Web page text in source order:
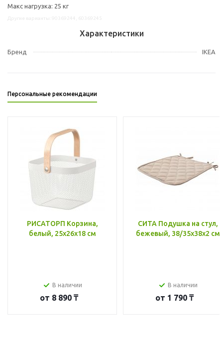
Макс нагрузка: 25 кг
Характеристики
Бренд IKEA
Персональные рекомендации
РИСАТОРП Корзина,
белый, 25x26x18 см
В наличии
от 8 890 ₸
СИТА Подушка на стул,
бежевый, 38/35x38x2 см
В наличии
от 1 790 ₸